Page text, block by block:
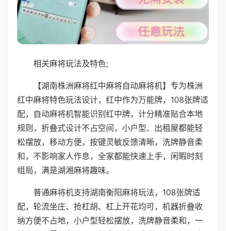
相关麻将玩法及特色;
【湖南株洲麻将红中麻将自动麻将机】专为株洲
红中麻将特色玩法设计，红中作为万能牌，108张牌适
配，自动麻将机智能识别红中牌，计分精准贴合本地
规则，折叠式设计不占空间，小户型、出租屋都能轻
松摆放，移动方便，按键灵敏反馈清晰，洗牌静音柔
和，不影响家人作息，全家都能快速上手，闲暇时刻
组局，满是湖湘麻将趣味。
普通麻将机支持湖南衡阳麻将玩法，108张牌适
配，轮流坐庄、抢杠胡、杠上开花均可，机器折叠收
纳方便不占地，小户型轻松摆放，洗牌静音柔和，一